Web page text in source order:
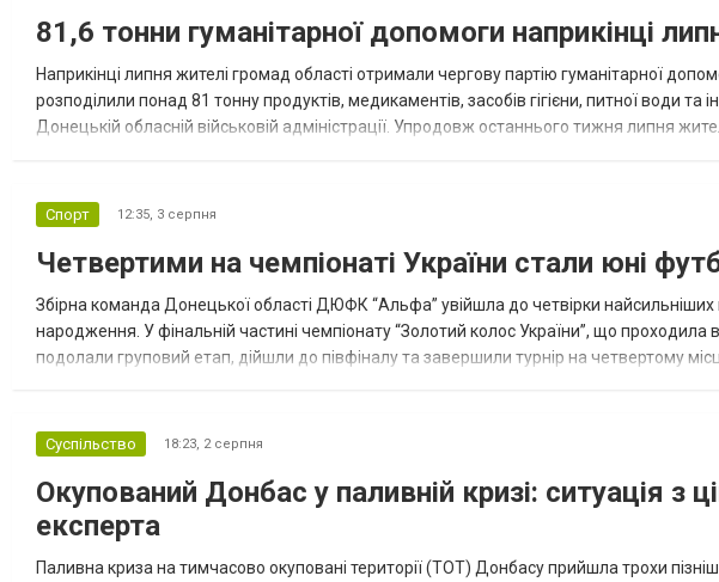
81,6 тонни гуманітарної допомоги наприкінці
Наприкінці липня жителі громад області отримали чергову партію гуманітарної
розподілили понад 81 тонну продуктів, медикаментів, засобів гігієни, питної води
Донецькій обласній військовій адміністрації. Упродовж останнього тижня липня
Спорт 12:35, 3 серпня
Четвертими на чемпіонаті України стали юні
Збірна команда Донецької області ДЮФК “Альфа” увійшла до четвірки
народження. У фінальній частині чемпіонату “Золотий колос України”, що
подолали груповий етап, дійшли до півфіналу та завершили турнір на четвертому
Суспільство 18:23, 2 серпня
Окупований Донбас у паливній кризі: ситуація з
експерта
Паливна криза на тимчасово окуповані території (ТОТ) Донбасу прийшла трохи